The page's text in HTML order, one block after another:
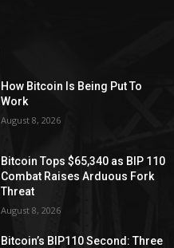
How Bitcoin Is Being Put To
Work
August 8, 2026
Bitcoin Tops $65,340 as BIP 110
Combat Raises Arduous Fork
Threat
August 8, 2026
Bitcoin’s BIP110 Second: Three